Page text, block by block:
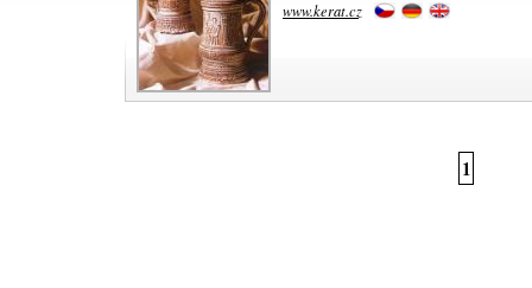
www.kerat.cz
1